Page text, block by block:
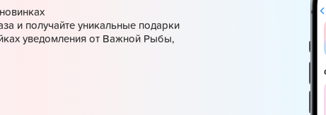
и получайте уникальные подарки
уведомления от Важной Рыбы,